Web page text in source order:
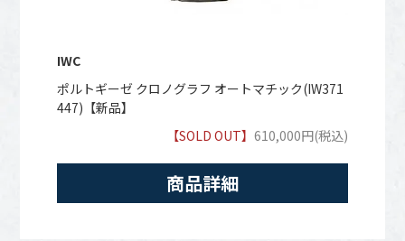
IWC
ポルトギーゼ クロノグラフ オートマチック(IW371
447)【新品】
【SOLD OUT】610,000円(税込)
商品詳細